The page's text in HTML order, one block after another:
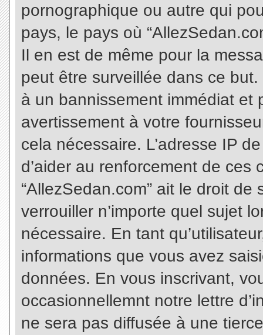
pornographique ou autre qui
pays, le pays où
Il en est de même pour la
peut être surveillée dans ce
à un bannissement immédiat et
avertissement à votre
cela nécessaire. L’adresse IP
d’aider au renforcement de
“AllezSedan.com” ait le droit de
verrouiller n’importe quel sujet
nécessaire. En tant
informations que vous avez
données. En vous inscrivant,
occasionnellemnt notre lettre
ne sera pas diffusée à une